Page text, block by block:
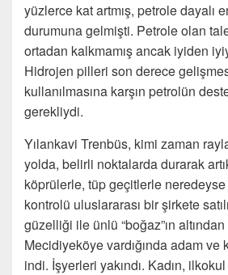
yüzlerce kat artmış, petrole dayalı
durumuna gelmişti. Petrole olan
ortadan kalkmamış ancak iyiden
Hidrojen pilleri son derece
kullanılmasına karşın petrolün
gerekliydi.
Yılankavi Trenbüs, kimi zaman
yolda, belirli noktalarda durarak
köprülerle, tüp geçitlerle
kontrolü uluslararası bir şirkete
güzelliği ile ünlü “boğaz”ın
Mecidiyeköye vardığında adam ve
indi. İşyerleri yakındı. Kadın,